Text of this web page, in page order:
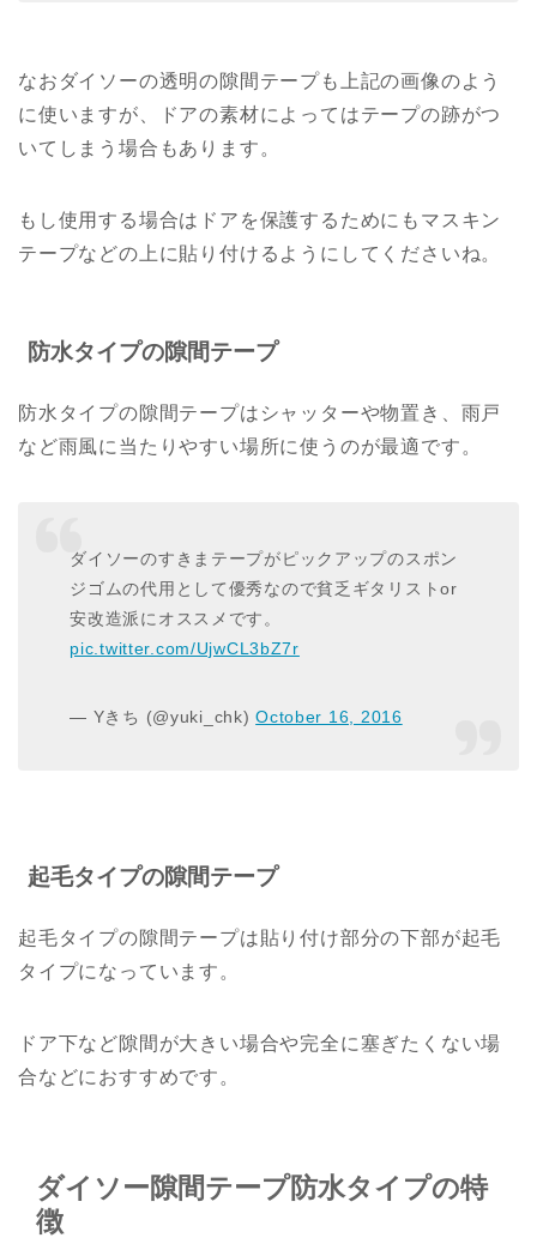
なおダイソーの透明の隙間テープも上記の画像のよう
に使いますが、ドアの素材によってはテープの跡がつ
いてしまう場合もあります。
もし使用する場合はドアを保護するためにもマスキン
テープなどの上に貼り付けるようにしてくださいね。
防水タイプの隙間テープ
防水タイプの隙間テープはシャッターや物置き、雨戸
など雨風に当たりやすい場所に使うのが最適です。
ダイソーのすきまテープがピックアップのスポン
ジゴムの代用として優秀なので貧乏ギタリストor
安改造派にオススメです。
pic.twitter.com/UjwCL3bZ7r
— Yきち (@yuki_chk)October 16, 2016
起毛タイプの隙間テープ
起毛タイプの隙間テープは貼り付け部分の下部が起毛
タイプになっています。
ドア下など隙間が大きい場合や完全に塞ぎたくない場
合などにおすすめです。
ダイソー隙間テープ防水タイプの特
徴